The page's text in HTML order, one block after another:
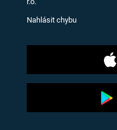
Nahlásit chybu